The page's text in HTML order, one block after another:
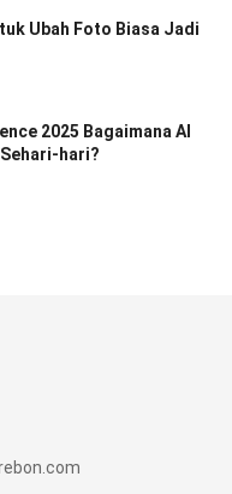
Ubah Foto Biasa Jadi
2025 Bagaimana AI
hari?